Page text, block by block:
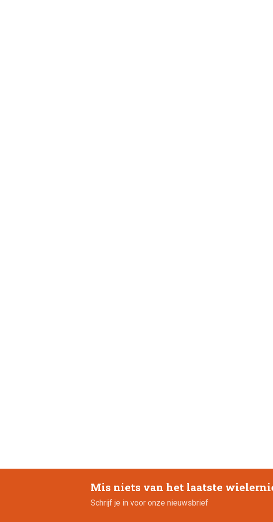
Mis niets van het laatste
Schrijf je in voor onze nieuwsbrief